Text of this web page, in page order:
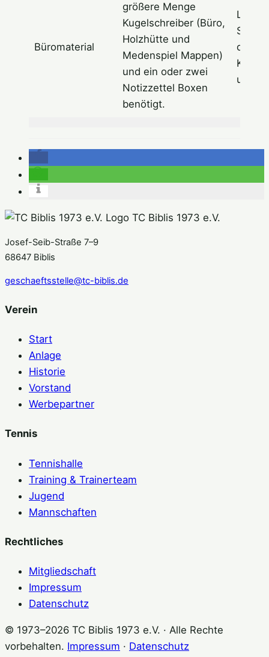
Büromaterial
größere Menge
Kugelschreiber (Büro,
Holzhütte und
Medenspiel Mappen)
und ein oder zwei
Notizzettel Boxen
benötigt.
Logo
den
und
TC Biblis 1973 e.V.
Josef-Seib-Straße 7–9
68647 Biblis
geschaeftsstelle@tc-biblis.de
Verein
Start
Anlage
Historie
Vorstand
Werbepartner
Tennis
Tennishalle
Training & Trainerteam
Jugend
Mannschaften
Rechtliches
Mitgliedschaft
Impressum
Datenschutz
© 1973–2026 TC Biblis 1973 e.V. · Alle Rechte
vorbehalten. Impressum · Datenschutz